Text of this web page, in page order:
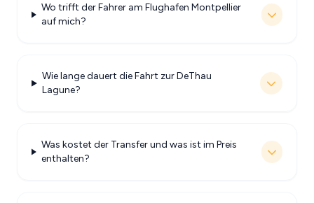
Wo trifft der Fahrer am Flughafen Montpellier
auf mich?
Wie lange dauert die Fahrt zur DeThau
Lagune?
Was kostet der Transfer und was ist im Preis
enthalten?